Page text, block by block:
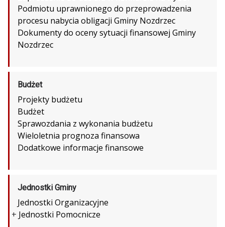
Podmiotu uprawnionego do przeprowadzenia
procesu nabycia obligacji Gminy Nozdrzec
Dokumenty do oceny sytuacji finansowej Gminy
Nozdrzec
Budżet
Projekty budżetu
Budżet
Sprawozdania z wykonania budżetu
Wieloletnia prognoza finansowa
Dodatkowe informacje finansowe
Jednostki Gminy
Jednostki Organizacyjne
+ Jednostki Pomocnicze